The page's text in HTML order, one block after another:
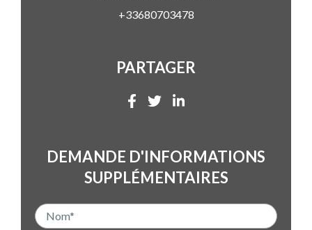
+33680703478
PARTAGER
DEMANDE D'INFORMATIONS
SUPPLÉMENTAIRES